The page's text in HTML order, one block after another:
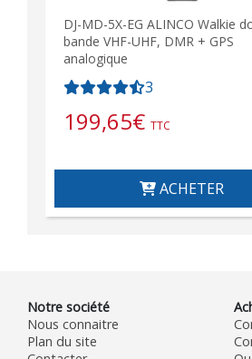
DJ-MD-5X-EG ALINCO Walkie
bande VHF-UHF, DMR + GPS
analogique
3
199,65€ TTC
ACHETER
Notre société
Nous connaitre
Plan du site